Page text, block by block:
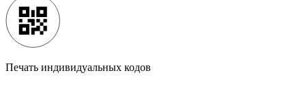
Печать индивидуальных кодов